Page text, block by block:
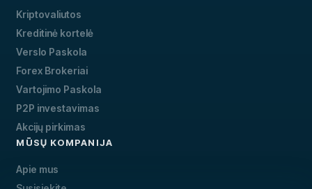
Kriptovaliutos
Kreditinė kortelė
Verslo Paskola
Forex Brokeriai
Vartojimo Paskola
P2P investavimas
Akcijų pirkimas
MŪSŲ KOMPANIJA
Apie mus